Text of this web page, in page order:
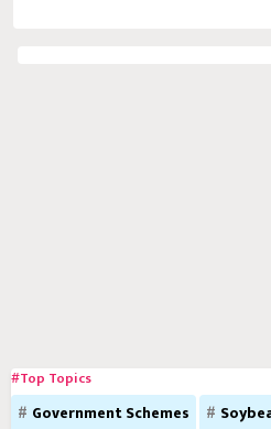
#Top Topics
Government Schemes